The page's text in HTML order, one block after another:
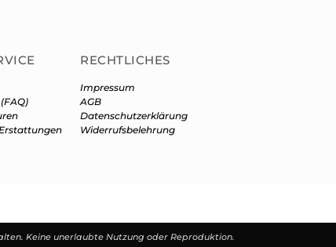
RECHTLICHES
Impressum
AGB
Datenschutzerklärung
Widerrufsbelehrung
Keine unerlaubte Nutzung oder Reproduktion.